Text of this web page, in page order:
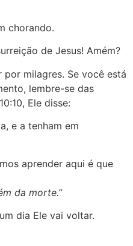
chorando.
de Jesus! Amém?
por milagres. Se você está
lembre-se das
Ele disse:
e a tenham em
aprender aqui é que
da morte.”
dia Ele vai voltar.